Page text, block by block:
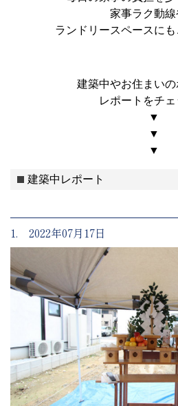
家事ラク動線
ランドリースペースに
建築中やお住まい
レポートをチェ
▼
▼
▼
建築中レポート
1. 2022年07月17日